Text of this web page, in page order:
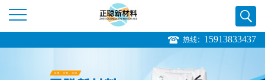
热线： 15913833437